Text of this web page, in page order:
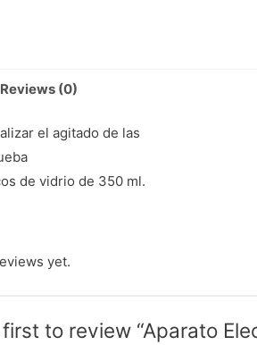
Reviews (0)
el agitado de las
de vidrio de 350 ml.
yet.
to review “Aparato